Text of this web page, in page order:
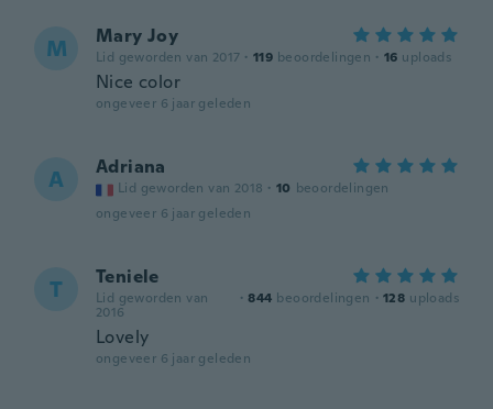
M Mary Joy
Lid geworden van 2017 · 119 beoordelingen · 16 uploads
Nice color
ongeveer 6 jaar geleden
A Adriana
Lid geworden van 2018 · 10 beoordelingen
ongeveer 6 jaar geleden
T Teniele
Lid geworden van
2016
· 844 beoordelingen · 128 uploads
Lovely
ongeveer 6 jaar geleden